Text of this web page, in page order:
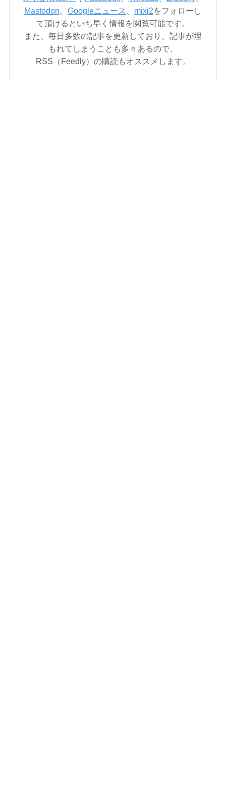
Mastodon
Googleニュース mixi2をフォローし
て頂けるといち早く情報を閲覧可能です。
また、毎日多数の記事を更新しており、記事が埋
もれてしまうことも多々あるので、
RSS（Feedly）の購読もオススメします。